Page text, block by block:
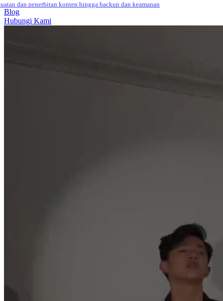
dan penerbitan konten hingga backup dan keamanan
Blog
Hubungi Kami